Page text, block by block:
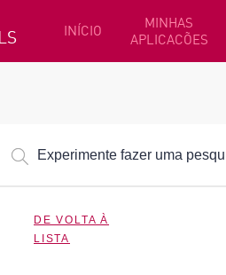
INÍCIO
MINHAS
APLICACÕES